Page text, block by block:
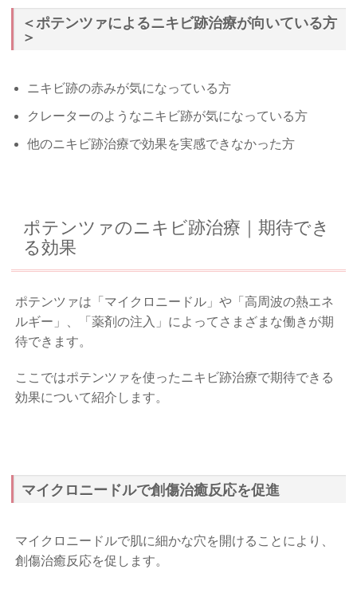
＜ポテンツァによるニキビ跡治療が向いている方
＞
ニキビ跡の赤みが気になっている方
クレーターのようなニキビ跡が気になっている方
他のニキビ跡治療で効果を実感できなかった方
ポテンツァのニキビ跡治療｜期待でき
る効果
ポテンツァは「マイクロニードル」や「高周波の熱エネ
ルギー」、「薬剤の注入」によってさまざまな働きが期
待できます。
ここではポテンツァを使ったニキビ跡治療で期待できる
効果について紹介します。
マイクロニードルで創傷治癒反応を促進
マイクロニードルで肌に細かな穴を開けることにより、
創傷治癒反応を促します。